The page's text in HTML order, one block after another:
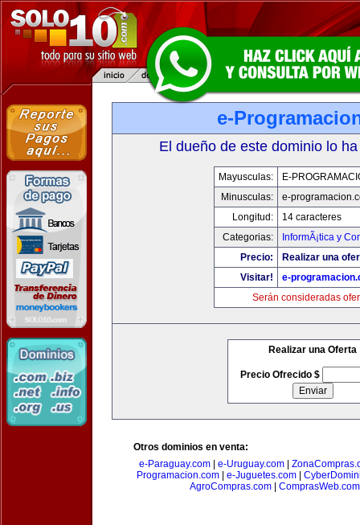
e-
El dueño de este dominio lo
Mayusculas:
E-
Minusculas:
e-
Longitud:
14 caracteres
Categorias:
InformÃ¡tica y
Precio:
Realizar una
Visitar!
e-
Serán consideradas
Realizar una Oferta
Precio Ofrecido $
Otros dominios en venta:
e-Paraguay.com| e-Uruguay.com|
Programacion.com| e-Juguetes.com|
AgroCompras.com| ComprasWeb.com